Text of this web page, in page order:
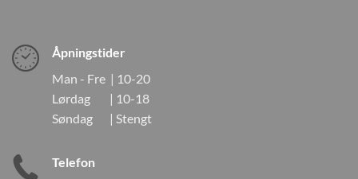
Åpningstider
Man - Fre | 10-20
Lørdag | 10-18
Søndag | Stengt
Telefon